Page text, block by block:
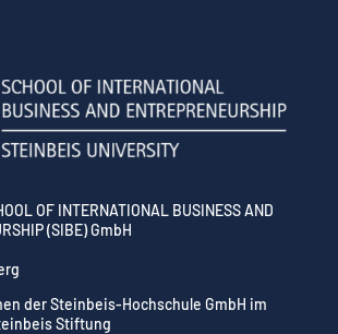
OF INTERNATIONAL BUSINESS AND
(SIBE) GmbH
der Steinbeis-Hochschule GmbH im
Stiftung